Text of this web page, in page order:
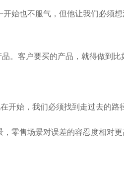
始也不服气，但他让我们必须想
。客户要买的产品，就得做到比
开始，我们必须找到走过去的路
零售场景对误差的容忍度相对